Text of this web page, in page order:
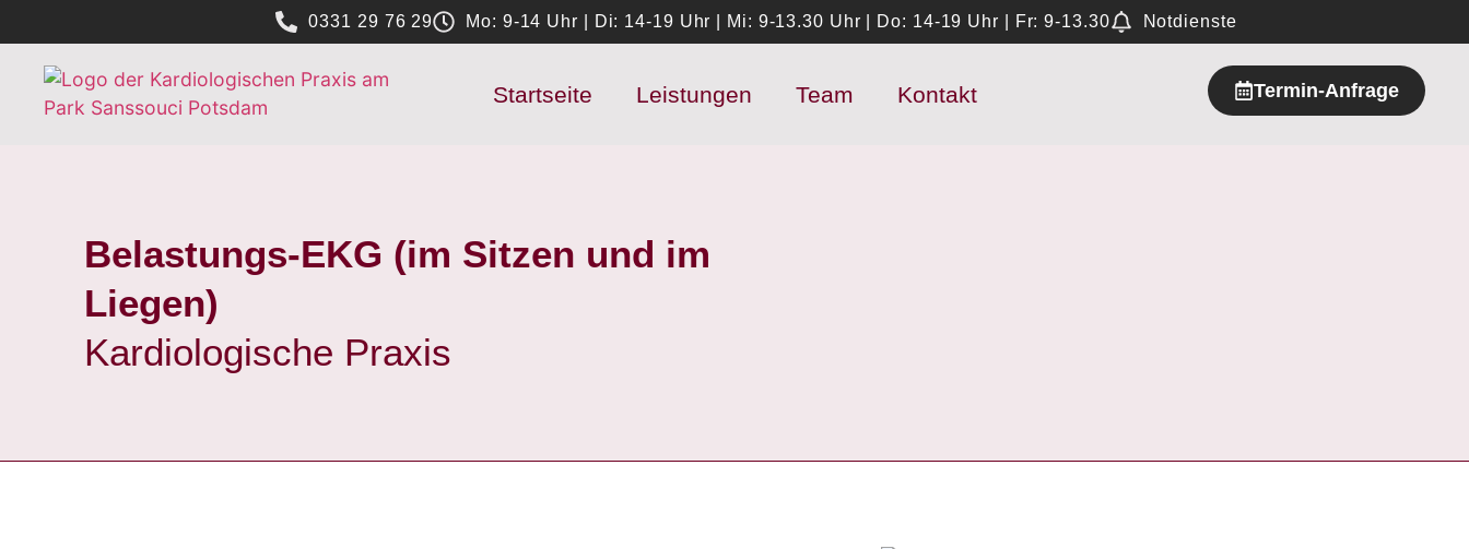
0331 29 76 29 Mo: 9-14 Uhr | Di: 14-19 Uhr | Mi: 9-13.30 Uhr | Do: 14-19 Uhr | Fr: 9-13.30 Notdienste
Startseite Leistungen Team Kontakt Termin-Anfrage
Belastungs-EKG (im Sitzen und im
Liegen)
Kardiologische Praxis